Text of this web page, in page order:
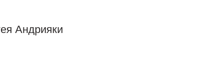
Андрияки